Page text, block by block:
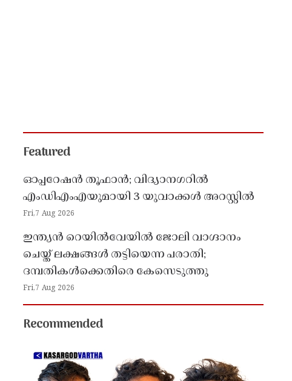
Featured
ഓപ്പറേഷൻ തൂഫാൻ; വിദ്യാനഗറിൽ
എംഡിഎംഎയുമായി 3 യുവാക്കൾ അറസ്റ്റിൽ
Fri,7 Aug 2026
ഇന്ത്യൻ റെയിൽവേയിൽ ജോലി വാഗ്ദാനം
ചെയ്ത് ലക്ഷങ്ങൾ തട്ടിയെന്ന പരാതി;
ദമ്പതികൾക്കെതിരെ കേസെടുത്തു
Fri,7 Aug 2026
Recommended